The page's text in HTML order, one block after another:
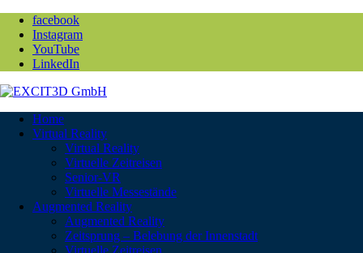
facebook
Instagram
YouTube
LinkedIn
Home
Virtual Reality
Virtual Reality
Virtuelle Zeitreisen
Senior-VR
Virtuelle Messestände
Augmented Reality
Augmented Reality
Zeitsprung – Belebung der Innenstadt
Virtuelle Zeitreisen